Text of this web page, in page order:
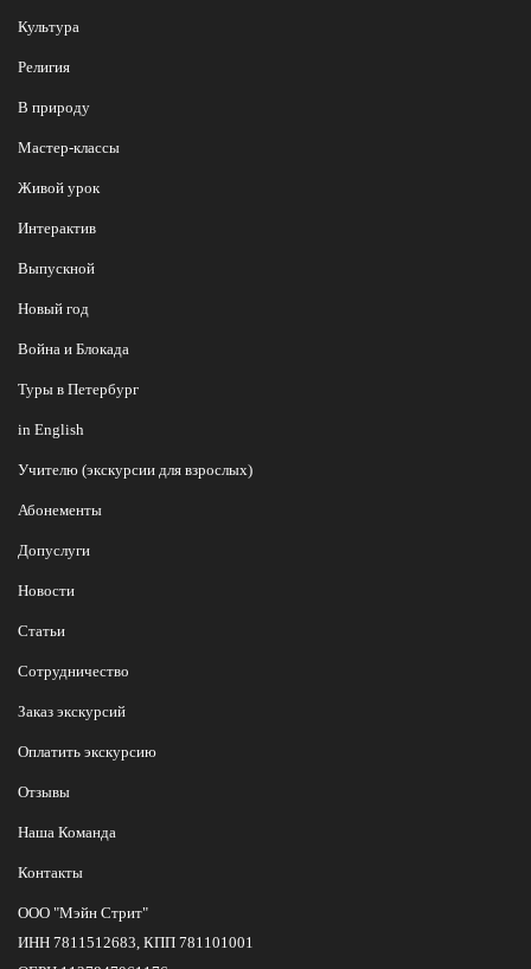
Культура
Религия
В природу
Мастер-классы
Живой урок
Интерактив
Выпускной
Новый год
Война и Блокада
Туры в Петербург
in English
Учителю (экскурсии для взрослых)
Абонементы
Допуслуги
Новости
Статьи
Сотрудничество
Заказ экскурсий
Оплатить экскурсию
Отзывы
Наша Команда
Контакты
ООО "Мэйн Стрит"
ИНН 7811512683, КПП 781101001